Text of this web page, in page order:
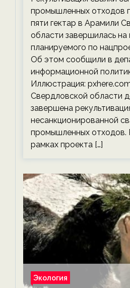
промышленных отходов
пяти гектар в Арамили
области завершилась на
планируемого по
Об этом сообщили в
информационной
Иллюстрация:
Свердловской области
завершена
несанкционированной
промышленных отходов.
рамках проекта […]
Экология